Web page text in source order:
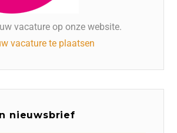
vacature op onze website.
vacature te plaatsen
nieuwsbrief